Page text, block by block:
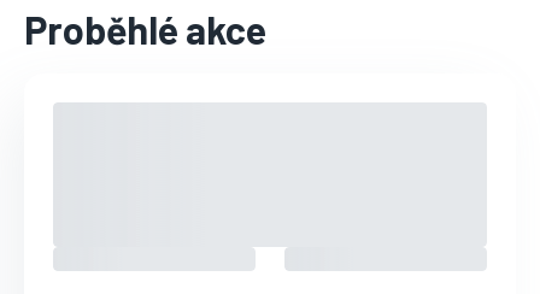
Proběhlé akce